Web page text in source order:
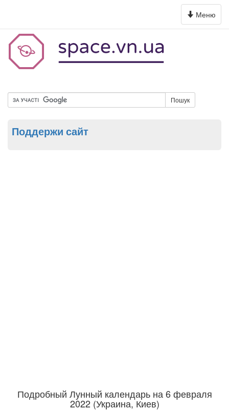
Toggle
navigation
Меню
Пошук
Поддержи сайт
Подробный Лунный календарь на 6 февраля
2022 (Украина, Киев)